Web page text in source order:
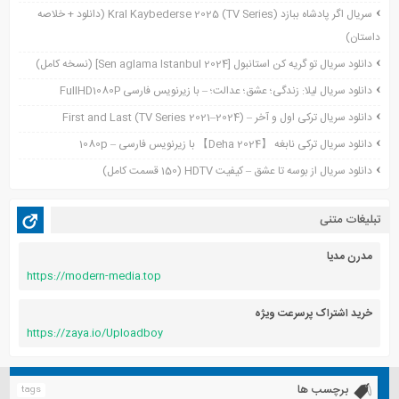
سپتامبر 2021
آگوست 2021
جولای 2021
ژوئن 2021
می 2021
آگوست 2020
سریال اگر پادشاه ببازد Kral Kaybederse 2025 (TV Series) (دانلود + خلاصه
داستان)
دانلود سریال تو گریه کن استانبول [Sen aglama Istanbul 2024] (نسخه کامل)
دانلود سریال لیلا: زندگی؛ عشق؛ عدالت؛ – با زیرنویس فارسی FullHD1080P
دانلود سریال ترکی اول و آخر – First and Last (TV Series 2021–2024)
دانلود سریال ترکی نابغه 【Deha 2024】 با زیرنویس فارسی – 1080p
دانلود سریال از بوسه تا عشق – کیفیت HDTV (150 قسمت کامل)
تبلیغات متنی
مدرن مدیا
https://modern-media.top
خرید اشتراک پرسرعت ویژه
https://zaya.io/Uploadboy
برچسب ها tags